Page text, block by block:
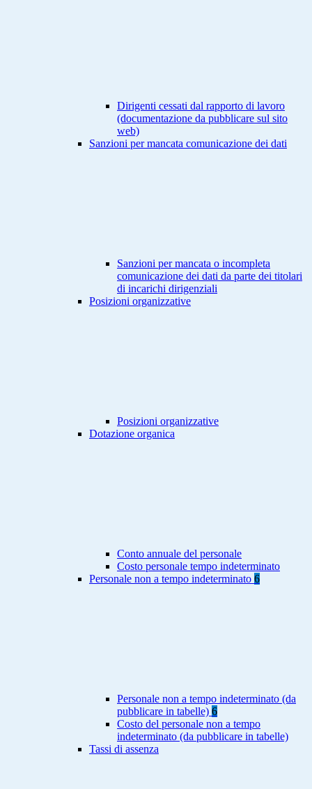
Dirigenti cessati dal rapporto di lavoro
(documentazione da pubblicare sul sito
web)
Sanzioni per mancata comunicazione dei dati
Sanzioni per mancata o incompleta
comunicazione dei dati da parte dei titolari
di incarichi dirigenziali
Posizioni organizzative
Posizioni organizzative
Dotazione organica
Conto annuale del personale
Costo personale tempo indeterminato
Personale non a tempo indeterminato 6
Personale non a tempo indeterminato (da
pubblicare in tabelle) 6
Costo del personale non a tempo
indeterminato (da pubblicare in tabelle)
Tassi di assenza